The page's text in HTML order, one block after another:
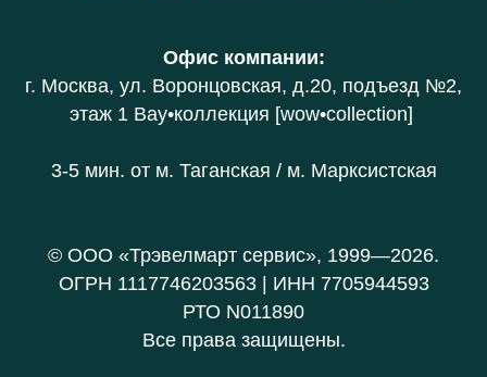
Офис компании:
г. Москва, ул. Воронцовская, д.20, подъезд №2,
этаж 1 Вау•коллекция [wow•collection]
3-5 мин. от м. Таганская / м. Марксистская
© ООО «Трэвелмарт сервис», 1999—2026.
ОГРН 1117746203563 | ИНН 7705944593
РТО N011890
Все права защищены.